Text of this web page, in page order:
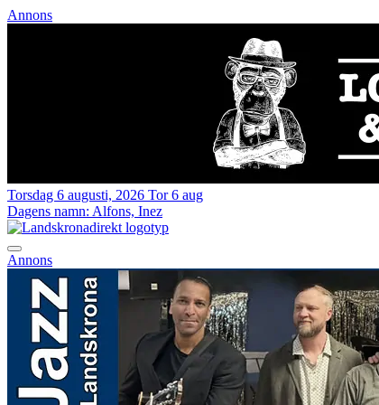
Annons
Torsdag 6 augusti, 2026 Tor 6 aug
Dagens namn: Alfons, Inez
Annons